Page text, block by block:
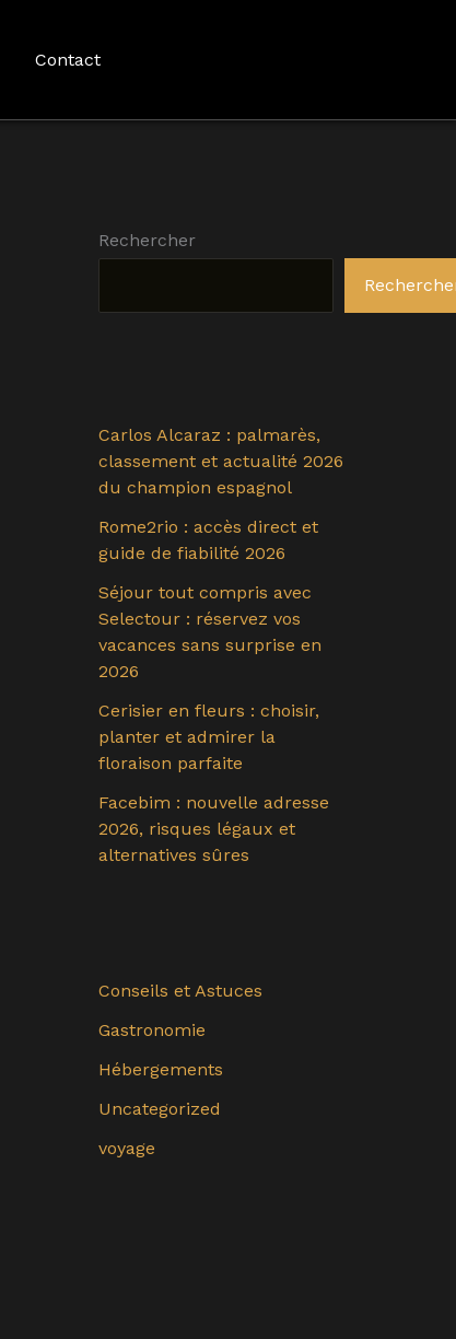
Contact
Rechercher
Carlos Alcaraz : palmarès,
classement et actualité 2026
du champion espagnol
Rome2rio : accès direct et
guide de fiabilité 2026
Séjour tout compris avec
Selectour : réservez vos
vacances sans surprise en
2026
Cerisier en fleurs : choisir,
planter et admirer la
floraison parfaite
Facebim : nouvelle adresse
2026, risques légaux et
alternatives sûres
Conseils et Astuces
Gastronomie
Hébergements
Uncategorized
voyage